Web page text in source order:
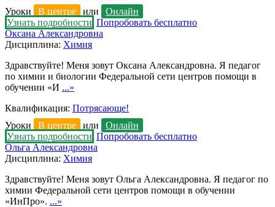
Уроки
В центре или
Онлайн
Узнать подробности Попробовать бесплатно
Оксана Александровна
Дисциплина: Химия
Здравствуйте! Меня зовут Оксана Александровна. Я педагог
по химии и биологии Федеральной сети центров помощи в
обучении «И ...»
Квалификация: Потрясающе!
Уроки
В центре или
Онлайн
Узнать подробности Попробовать бесплатно
Ольга Александровна
Дисциплина: Химия
Здравствуйте! Меня зовут Ольга Александровна. Я педагог по
химии Федеральной сети центров помощи в обучении
«ИнПро». ...»